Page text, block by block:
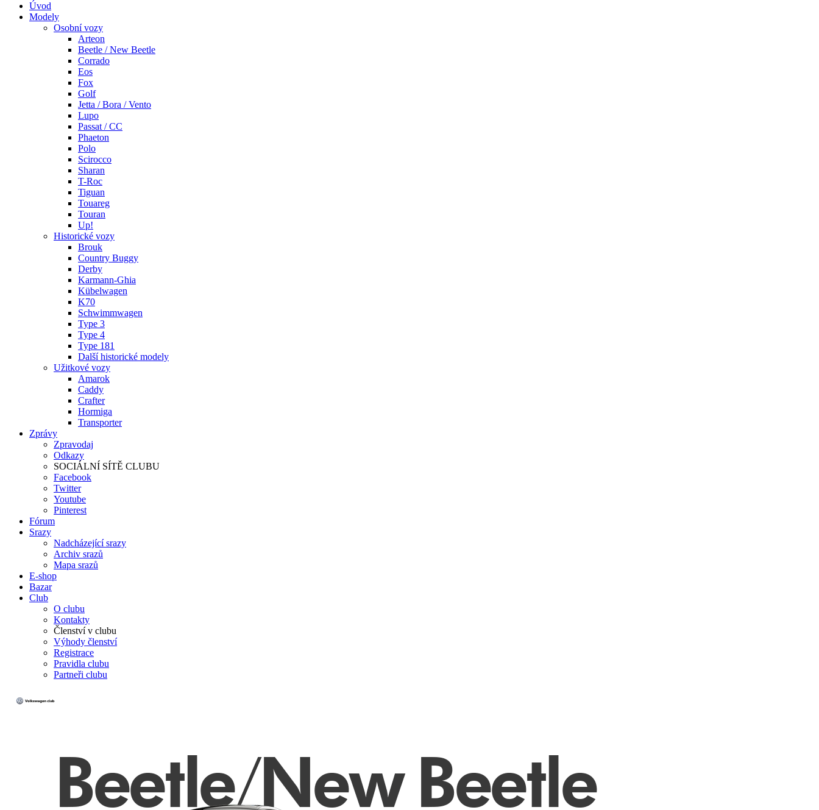
Úvod
Modely
Osobní vozy
Arteon
Beetle / New Beetle
Corrado
Eos
Fox
Golf
Jetta / Bora / Vento
Lupo
Passat / CC
Phaeton
Polo
Scirocco
Sharan
T-Roc
Tiguan
Touareg
Touran
Up!
Historické vozy
Brouk
Country Buggy
Derby
Karmann-Ghia
Kübelwagen
K70
Schwimmwagen
Type 3
Type 4
Type 181
Další historické modely
Užitkové vozy
Amarok
Caddy
Crafter
Hormiga
Transporter
Zprávy
Zpravodaj
Odkazy
SOCIÁLNÍ SÍTĚ CLUBU
Facebook
Twitter
Youtube
Pinterest
Fórum
Srazy
Nadcházející srazy
Archiv srazů
Mapa srazů
E-shop
Bazar
Club
O clubu
Kontakty
Členství v clubu
Výhody členství
Registrace
Pravidla clubu
Partneři clubu